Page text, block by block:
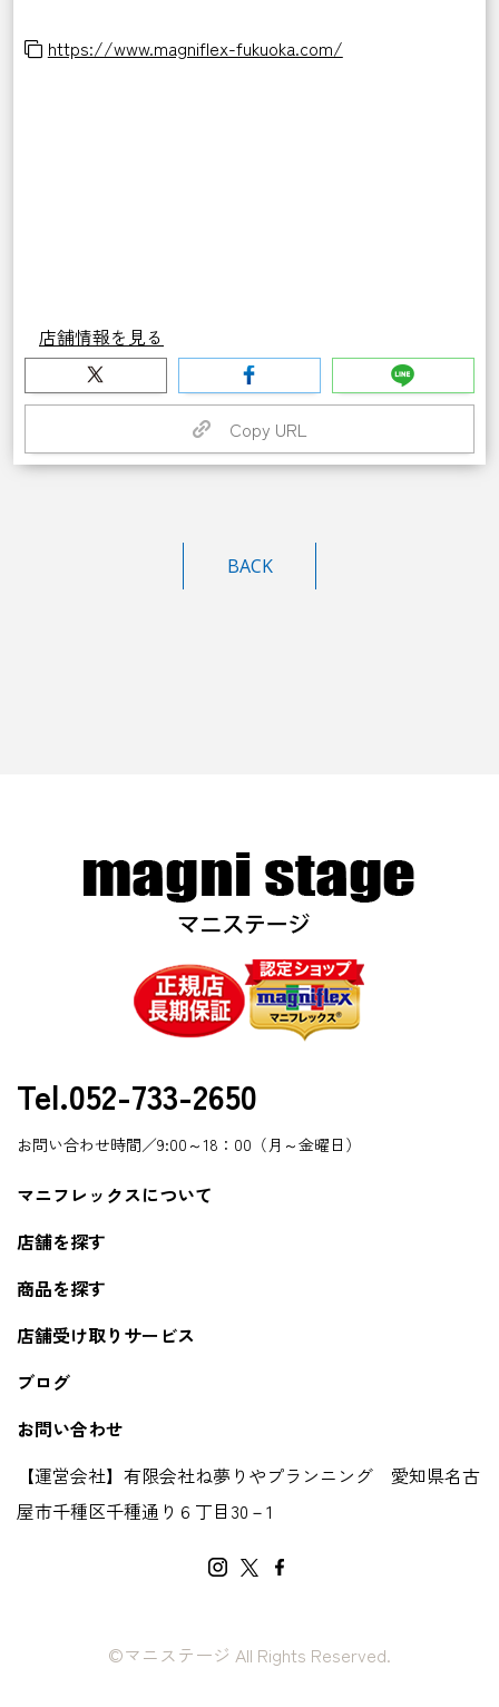
https://www.magniflex-fukuoka.com/
店舗情報を見る
Copy URL
BACK
Tel.052-733-2650
お問い合わせ時間／9:00～18：00（月～金曜日）
マニフレックスについて
店舗を探す
商品を探す
店舗受け取りサービス
ブログ
お問い合わせ
【運営会社】有限会社ね夢りやプランニング 愛知県名古
屋市千種区千種通り６丁目30－1
©マニステージ All Rights Reserved.